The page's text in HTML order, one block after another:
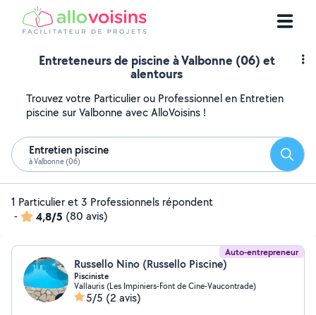
Entreteneurs de piscine à Valbonne (06) et
alentours
Trouvez votre Particulier ou Professionnel en Entretien
piscine sur Valbonne avec AlloVoisins !
Entretien piscine
à Valbonne (06)
1 Particulier et 3 Professionnels répondent
-
4,8/5 (80 avis)
Auto-entrepreneur
Russello Nino (Russello Piscine)
Pisciniste
Vallauris (Les Impiniers-Font de Cine-Vaucontrade)
5/5 (2 avis)